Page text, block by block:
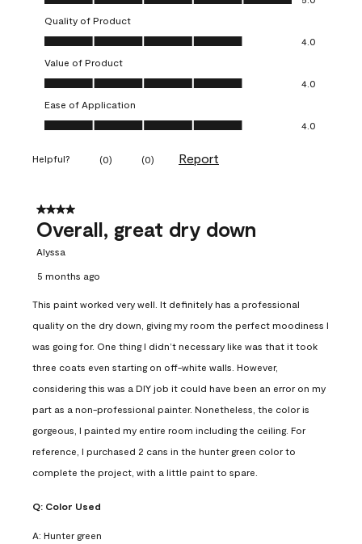
Quality of Product
Quality of Product, 4.0 out of 5
4.0
Value of Product
Value of Product, 4.0 out of 5
4.0
Ease of Application
Ease of Application, 4.0 out of 5
4.0
Helpful? (0) (0) Report
4 out of 5 stars.
Overall, great dry down
Alyssa
5 months ago
This paint worked very well. It definitely has a professional
quality on the dry down, giving my room the perfect moodiness I
was going for. One thing I didn’t necessary like was that it took
three coats even starting on off-white walls. However,
considering this was a DIY job it could have been an error on my
part as a non-professional painter. Nonetheless, the color is
gorgeous, I painted my entire room including the ceiling. For
reference, I purchased 2 cans in the hunter green color to
complete the project, with a little paint to spare.
Q: Color Used
A: Hunter green